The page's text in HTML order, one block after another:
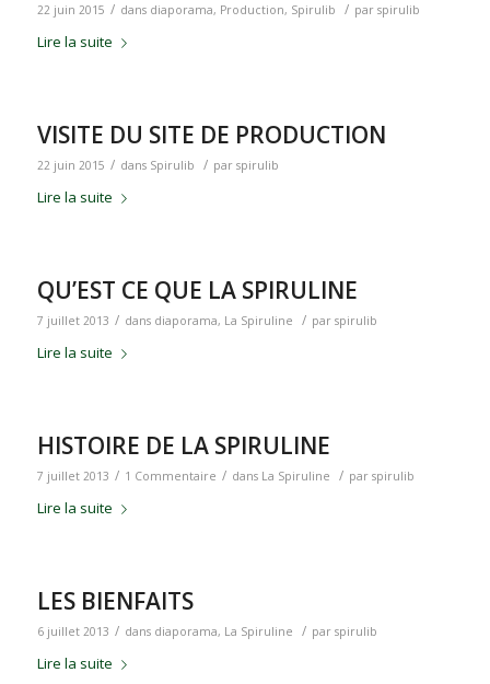
22 juin 2015 / dans diaporama, Production, Spirulib / par spirulib
Lire la suite
VISITE DU SITE DE PRODUCTION
22 juin 2015 / dans Spirulib / par spirulib
Lire la suite
QU’EST CE QUE LA SPIRULINE
7 juillet 2013 / dans diaporama, La Spiruline / par spirulib
Lire la suite
HISTOIRE DE LA SPIRULINE
7 juillet 2013 / 1 Commentaire / dans La Spiruline / par spirulib
Lire la suite
LES BIENFAITS
6 juillet 2013 / dans diaporama, La Spiruline / par spirulib
Lire la suite